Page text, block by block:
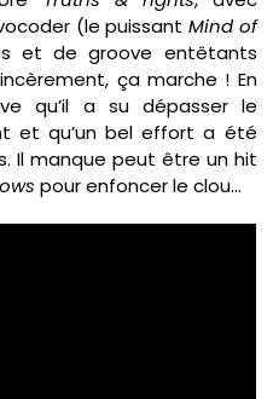
(le puissant Mind of
et de groove entêtants
ça marche ! En
qu’il a su dépasser le
et qu’un bel effort a été
Il manque peut être un hit
pour enfoncer le clou…